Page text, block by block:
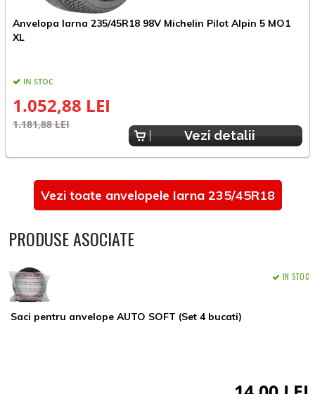
Anvelopa Iarna 235/45R18 98V Michelin Pilot Alpin 5 MO1
XL
IN STOC
1.052,88 LEI
1.181,88 LEI
Vezi detalii
Vezi toate anvelopele Iarna 235/45R18
PRODUSE ASOCIATE
Saci pentru anvelope AUTO SOFT (Set 4 bucati)
IN STOC